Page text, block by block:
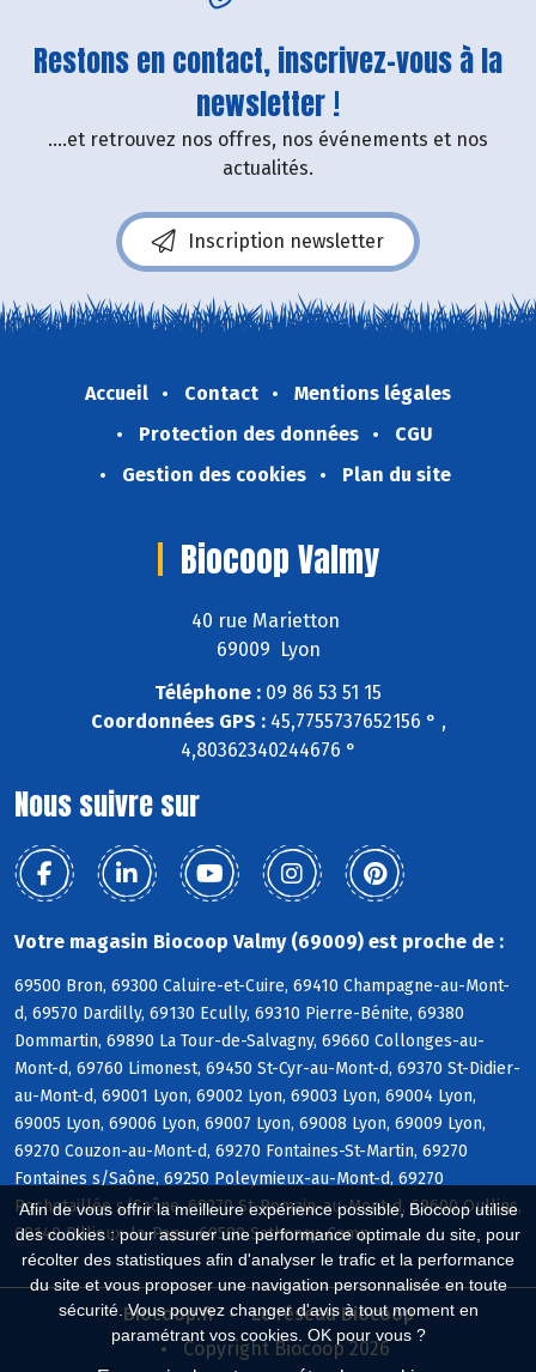
Afin de vous offrir la meilleure expérience possible, Biocoop utilise
des cookies : pour assurer une performance optimale du site, pour
récolter des statistiques afin d'analyser le trafic et la performance
du site et vous proposer une navigation personnalisée en toute
sécurité. Vous pouvez changer d'avis à tout moment en
paramétrant vos cookies. OK pour vous ?
Restons en contact, inscrivez-vous à la
newsletter !
....et retrouvez nos offres, nos événements et nos
actualités.
Inscription newsletter
Accueil Contact
Mentions légales
Protection des données
CGU
Gestion des cookies
Plan du site
Biocoop Valmy
40 rue Marietton
69009 Lyon
Téléphone : 09 86 53 51 15
Coordonnées GPS :45,7755737652156 ° ,
4,80362340244676 °
Nous suivre sur
Votre magasin Biocoop Valmy (69009) est proche de :
69500 Bron, 69300 Caluire-et-Cuire, 69410 Champagne-au-Mont-
d, 69570 Dardilly, 69130 Ecully, 69310 Pierre-Bénite, 69380
Dommartin, 69890 La Tour-de-Salvagny, 69660 Collonges-au-
Mont-d, 69760 Limonest, 69450 St-Cyr-au-Mont-d, 69370 St-Didier-
au-Mont-d, 69001 Lyon, 69002 Lyon, 69003 Lyon, 69004 Lyon,
69005 Lyon, 69006 Lyon, 69007 Lyon, 69008 Lyon, 69009 Lyon,
69270 Couzon-au-Mont-d, 69270 Fontaines-St-Martin, 69270
Fontaines s/Saône, 69250 Poleymieux-au-Mont-d, 69270
Rochetaillée s/Saône, 69270 St-Romain-au-Mont-d, 69600 Oullins,
69140 Rillieux-la-Pape, 69580 Sathonay-Camp
Biocoop.fr
Le réseau Biocoop
Copyright Biocoop 2026